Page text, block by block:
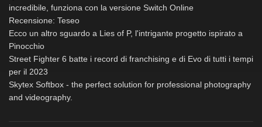
incredibile, funziona con la versione Switch Online
Recensione: Teseo
Ecco un altro sguardo a Lies of P, l'intrigante progetto ispirato a
Pinocchio
Street Fighter 6 batte i record di franchising e di Evo di tutti i tempi
per il 2023
Skytex Softbox - the perfect solution for professional photography
and videography.